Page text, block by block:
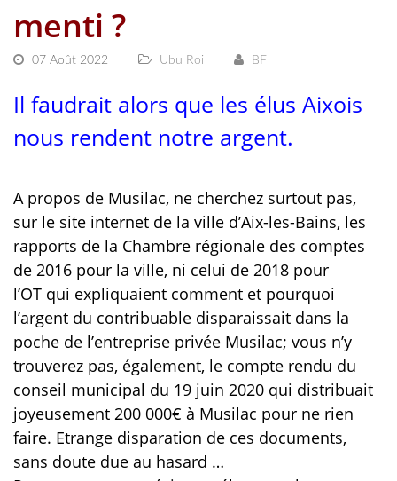
menti ?
07 Août 2022 Ubu Roi BF
Il faudrait alors que les élus Aixois
nous rendent notre argent.
A propos de Musilac, ne cherchez surtout pas,
sur le site internet de la ville d’Aix-les-Bains, les
rapports de la Chambre régionale des comptes
de 2016 pour la ville, ni celui de 2018 pour
l’OT qui expliquaient comment et pourquoi
l’argent du contribuable disparaissait dans la
poche de l’entreprise privée Musilac; vous n’y
trouverez pas, également, le compte rendu du
conseil municipal du 19 juin 2020 qui distribuait
joyeusement 200 000€ à Musilac pour ne rien
faire. Etrange disparation de ces documents,
sans doute due au hasard …